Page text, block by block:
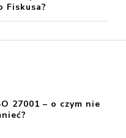
Fiskusa?
27001 – o czym nie